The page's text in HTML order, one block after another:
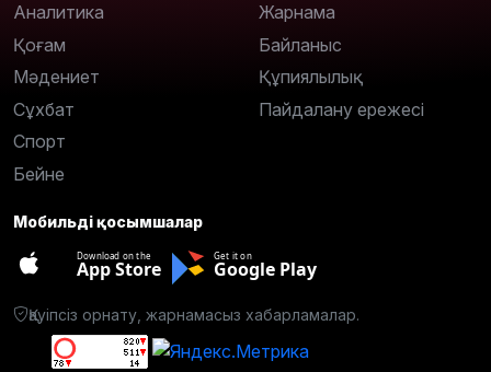
Аналитика
Қоғам
Мәдениет
Сұхбат
Спорт
Бейне
Жарнама
Байланыс
Құпиялылық
Пайдалану ережесі
Мобильді қосымшалар
Download on the
App Store
Get it on
Google Play
Қауіпсіз орнату, жарнамасыз хабарламалар.